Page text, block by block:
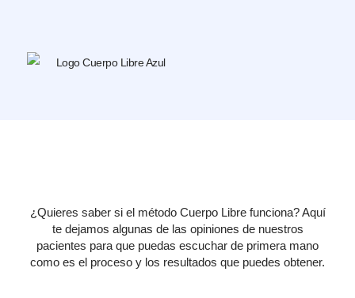
¿Quieres saber si el método Cuerpo Libre funciona? Aquí
te dejamos algunas de las opiniones de nuestros
pacientes para que puedas escuchar de primera mano
como es el proceso y los resultados que puedes obtener.